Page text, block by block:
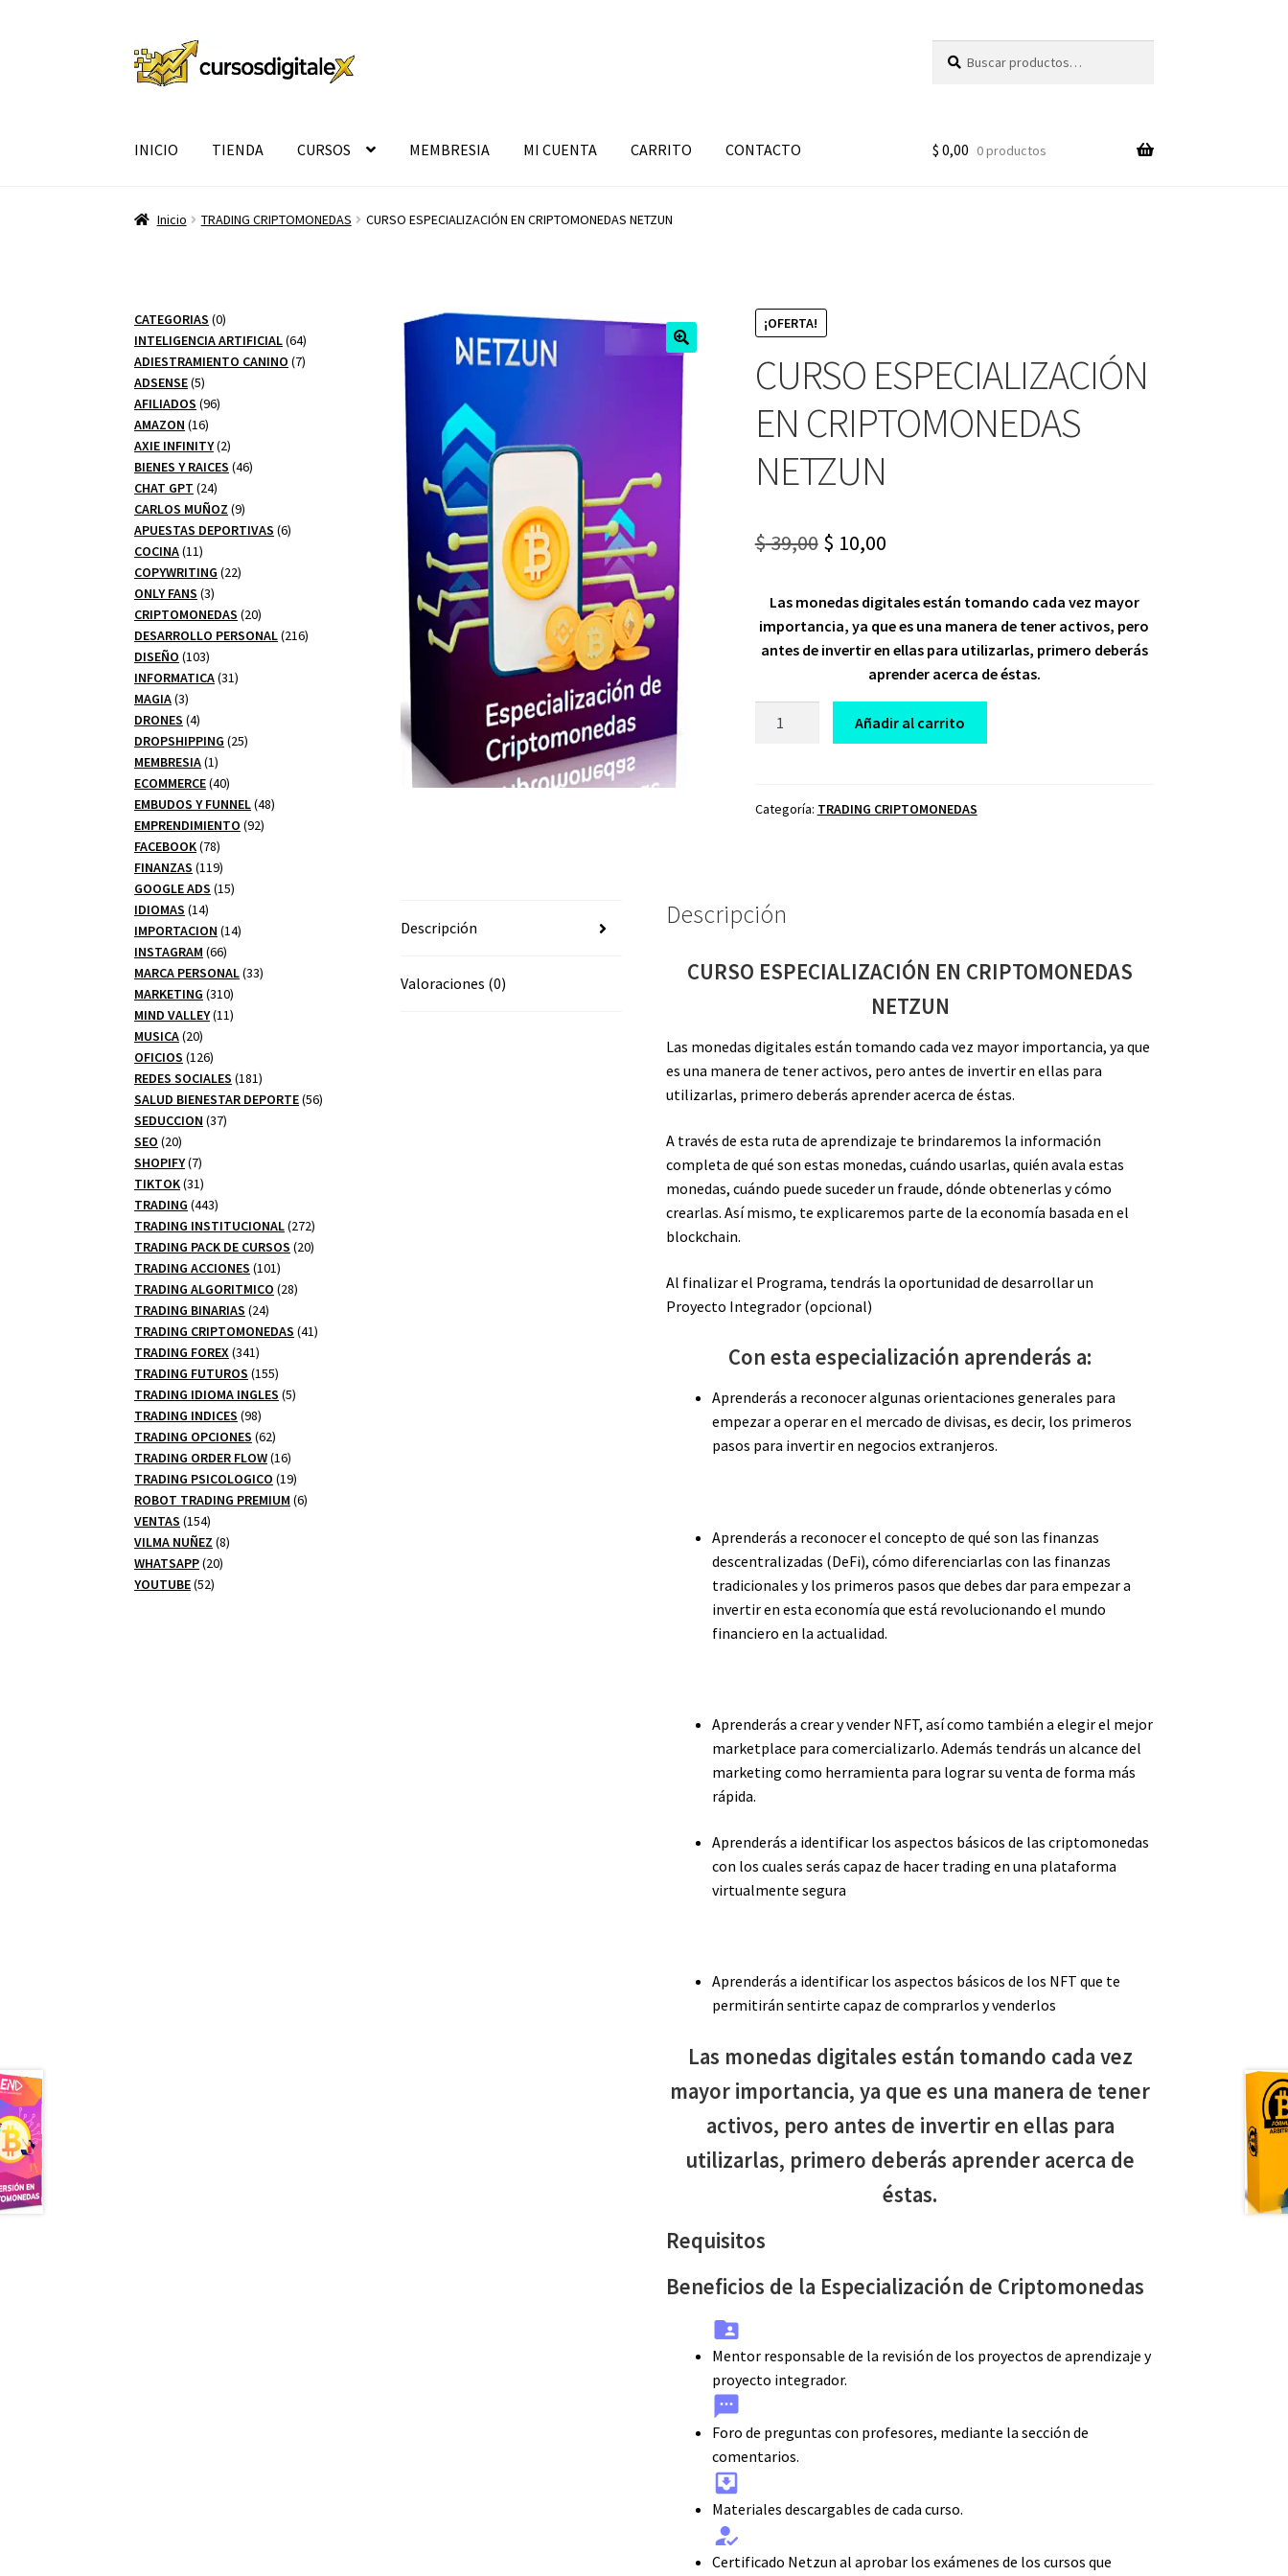
Ir
a
Ir
al
por:
INICIO TIENDA CURSOS MEMBRESIA MI CUENTA CARRITO CONTACTO $ 0,00 0 productos
Inicio TRADING CRIPTOMONEDAS CURSO ESPECIALIZACIÓN EN CRIPTOMONEDAS NETZUN
¡OFERTA!
CURSO ESPECIALIZACIÓN
EN CRIPTOMONEDAS
NETZUN
$39,00 Original
was:
$ 39,00.
$ 10,00Current
is:
$ 10,00.
Las monedas digitales están tomando cada vez mayor
importancia, ya que es una manera de tener activos, pero
antes de invertir en ellas para utilizarlas, primero deberás
aprender acerca de éstas.
NETZUN
Añadir al carrito
Categoría: TRADING CRIPTOMONEDAS
Descripción
Valoraciones (0)
Descripción
CURSO ESPECIALIZACIÓN EN CRIPTOMONEDAS
NETZUN
Las monedas digitales están tomando cada vez mayor importancia, ya que
es una manera de tener activos, pero antes de invertir en ellas para
utilizarlas, primero deberás aprender acerca de éstas.
A través de esta ruta de aprendizaje te brindaremos la información
completa de qué son estas monedas, cuándo usarlas, quién avala estas
monedas, cuándo puede suceder un fraude, dónde obtenerlas y cómo
crearlas. Así mismo, te explicaremos parte de la economía basada en el
blockchain.
Al finalizar el Programa, tendrás la oportunidad de desarrollar un
Proyecto Integrador (opcional)
Con esta especialización aprenderás a:
Aprenderás a reconocer algunas orientaciones generales para
empezar a operar en el mercado de divisas, es decir, los primeros
pasos para invertir en negocios extranjeros.
Aprenderás a reconocer el concepto de qué son las finanzas
descentralizadas (DeFi), cómo diferenciarlas con las finanzas
tradicionales y los primeros pasos que debes dar para empezar a
invertir en esta economía que está revolucionando el mundo
financiero en la actualidad.
Aprenderás a crear y vender NFT, así como también a elegir el mejor
marketplace para comercializarlo. Además tendrás un alcance del
marketing como herramienta para lograr su venta de forma más
rápida.
Aprenderás a identificar los aspectos básicos de las criptomonedas
con los cuales serás capaz de hacer trading en una plataforma
virtualmente segura
Aprenderás a identificar los aspectos básicos de los NFT que te
permitirán sentirte capaz de comprarlos y venderlos
Las monedas digitales están tomando cada vez
mayor importancia, ya que es una manera de tener
activos, pero antes de invertir en ellas para
utilizarlas, primero deberás aprender acerca de
éstas.
Requisitos
Beneficios de la Especialización de Criptomonedas
Mentor responsable de la revisión de los proyectos de aprendizaje y
proyecto integrador.
Foro de preguntas con profesores, mediante la sección de
comentarios.
Materiales descargables de cada curso.
Certificado Netzun al aprobar los exámenes de los cursos que
CATEGORIAS 00
productos
INTELIGENCIA ARTIFICIAL 6464
productos
ADIESTRAMIENTO CANINO 77
ADSENSE 55
productos
AFILIADOS 9696
AMAZON 1616
productos
AXIE INFINITY 22
productos
BIENES Y RAICES 4646
CHAT GPT 2424
productos
CARLOS MUÑOZ 99
productos
APUESTAS DEPORTIVAS 66
COCINA 1111
productos
COPYWRITING 2222
ONLY FANS 33
productos
CRIPTOMONEDAS 2020
productos
DESARROLLO PERSONAL 216216
DISEÑO 103103
productos
INFORMATICA 3131
MAGIA 33
productos
DRONES 44
productos
DROPSHIPPING 2525
MEMBRESIA 11
producto
ECOMMERCE 4040
productos
EMBUDOS Y FUNNEL 4848
EMPRENDIMIENTO 9292
FACEBOOK 7878
productos
FINANZAS 119119
productos
GOOGLE ADS 1515
IDIOMAS 1414
productos
IMPORTACION 1414
INSTAGRAM 6666
productos
MARCA PERSONAL 3333
MARKETING 310310
productos
MIND VALLEY 1111
MUSICA 2020
productos
OFICIOS 126126
productos
REDES SOCIALES 181181
productos
SALUD BIENESTAR DEPORTE 5656
SEDUCCION 3737
SEO 2020
productos
SHOPIFY 77
productos
TIKTOK 3131
productos
TRADING 443443
productos
TRADING INSTITUCIONAL 272272
productos
TRADING PACK DE CURSOS 2020
TRADING ACCIONES 101101
productos
TRADING ALGORITMICO 2828
TRADING BINARIAS 2424
productos
TRADING CRIPTOMONEDAS 4141
TRADING FOREX 341341
productos
TRADING FUTUROS 155155
productos
TRADING IDIOMA INGLES 55
TRADING INDICES 9898
productos
TRADING OPCIONES 6262
productos
TRADING ORDER FLOW 1616
productos
TRADING PSICOLOGICO 1919
productos
ROBOT TRADING PREMIUM 66
VENTAS 154154
productos
VILMA NUÑEZ 88
WHATSAPP 2020
YOUTUBE 5252